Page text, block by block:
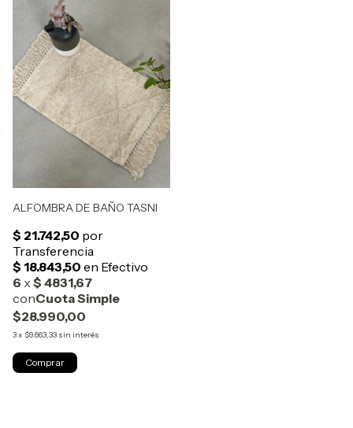
ALFOMBRA DE BAÑO TASNI
$28.990,00
3x $9.663,33 sin interés